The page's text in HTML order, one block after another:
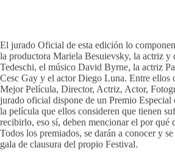
El jurado Oficial de esta edición lo
la productora Mariela Besuievsky, la actriz y
Tedeschi, el músico David Byrne, la actriz
Cesc Gay y el actor Diego Luna. Entre ellos
Mejor Película, Director, Actriz, Actor,
jurado oficial dispone de un Premio
la película que ellos consideren que tienen
recibirlo, eso sí, deben mencionar el por qué
Todos los premiados, se darán a conocer y
gala de clausura del propio Festival.